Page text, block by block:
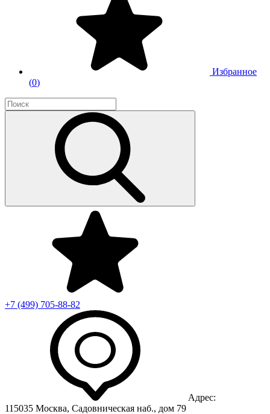
Избранное
(0)
+7 (499) 705-88-82
Адрес:
115035 Москва, Садовническая наб., дом 79